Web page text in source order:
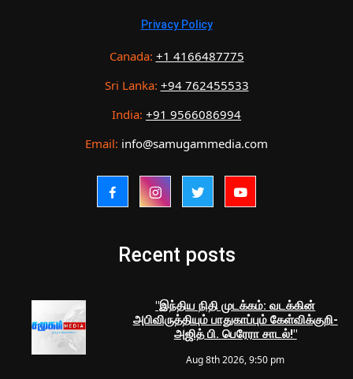
Privacy Policy
Canada: +1 4166487775
Sri Lanka: +94 762455533
India: +91 9566086994
Email: info@samugammedia.com
Recent posts
"இந்திய நிதி முடக்கம்: வடக்கின்
அபிவிருத்தியும் பாதுகாப்பும் கேள்விக்குறி-
அஜித் பி. பெரேரா சாடல்!"
Aug 8th 2026, 9:50 pm